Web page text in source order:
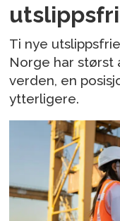
Ti nye
Norge har størst
verden, en
ytterligere.